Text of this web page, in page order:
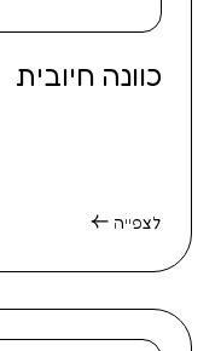
כוונה חיובית
לצפייה